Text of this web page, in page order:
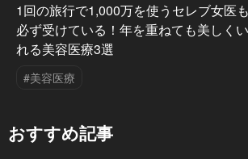
1回の旅行で1,000万を使うセレブ女医も
必ず受けている！年を重ねても美しく
れる美容医療3選
#美容医療
おすすめ記事